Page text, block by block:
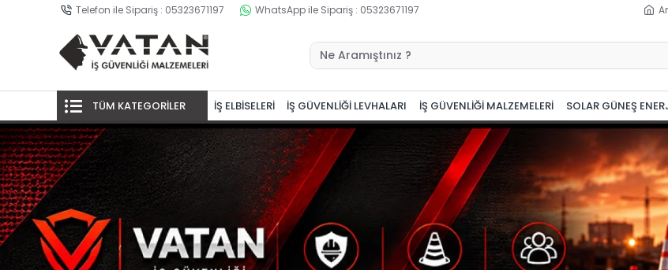
Telefon ile Sipariş : 05323671197 WhatsApp ile Sipariş : 05323671197
TÜM KATEGORİLER İŞ ELBİSELERİ İŞ GÜVENLİĞİ LEVHALARI İŞ GÜVENLİĞİ MALZEMELERİ SOLAR GÜNEŞ